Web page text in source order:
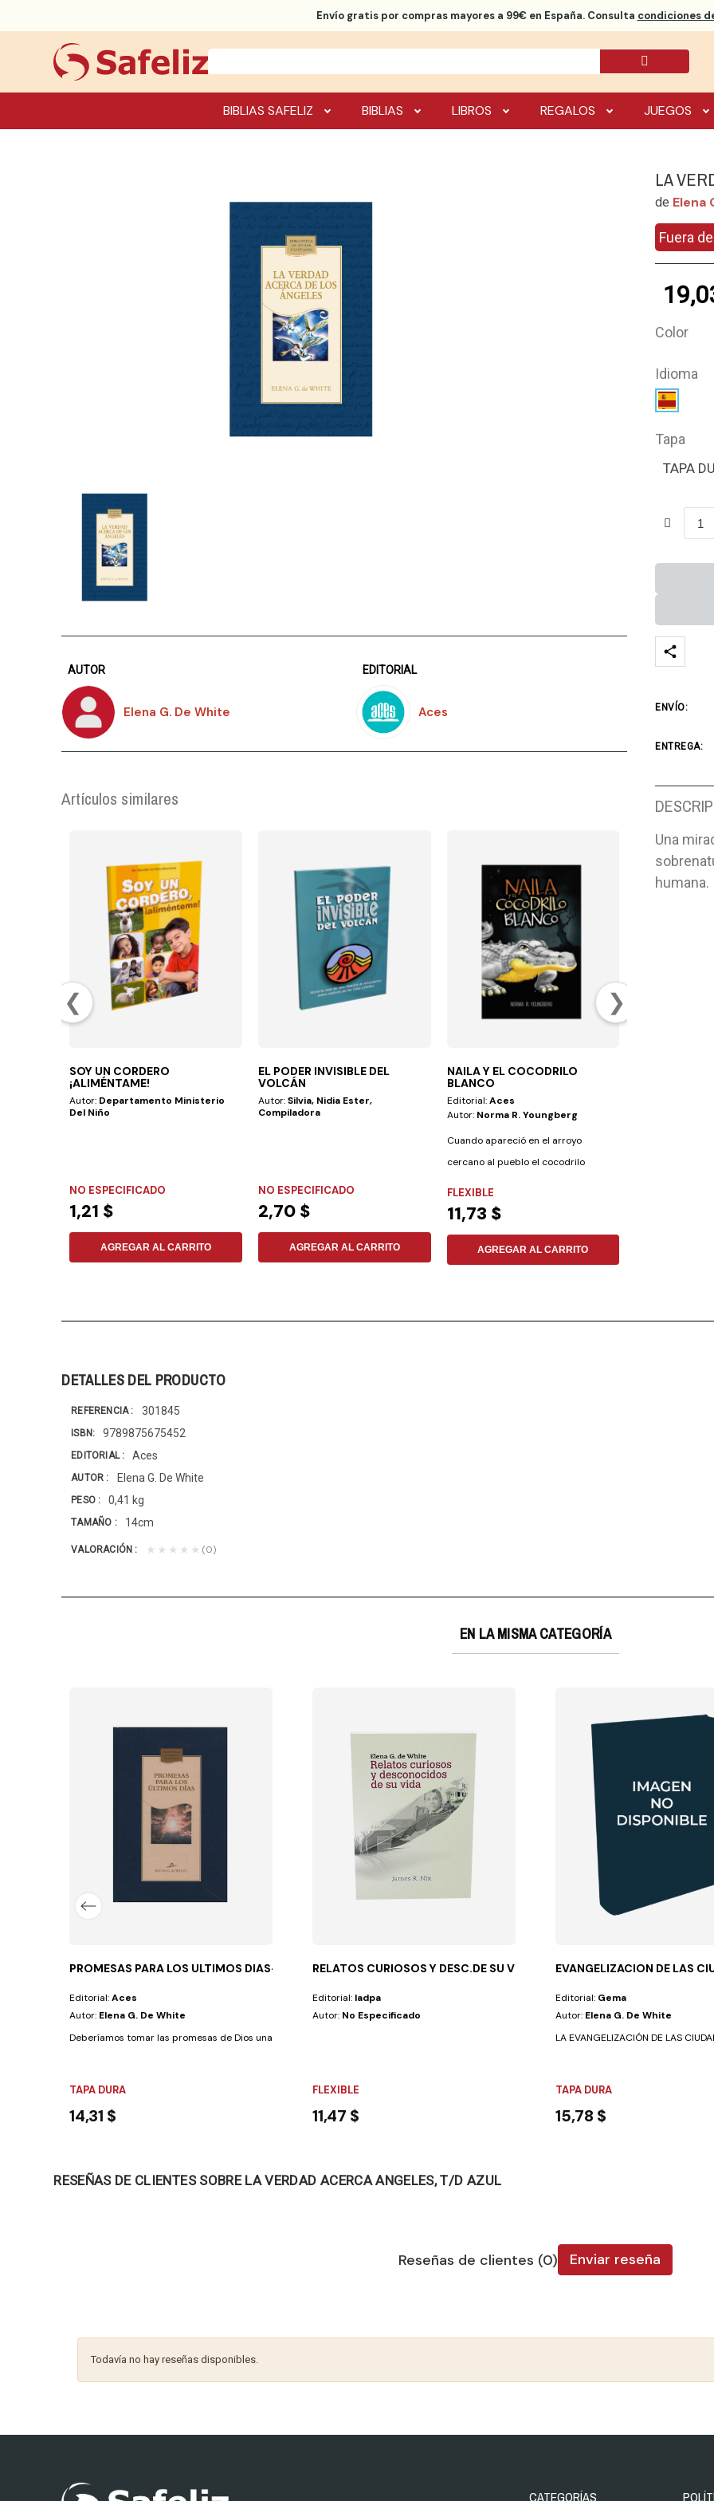
Envío gratispor compras mayores a 99€ en España. Consulta condiciones
BIBLIAS SAFELIZ BIBLIAS LIBROS REGALOS JUEGOS
AUTOR
Elena G. De White
EDITORIAL
Aces
Artículos similares
❮ ❯
SOY UN CORDERO
¡ALIMÉNTAME!
Autor: Departamento Ministerio
Del Niño
NO ESPECIFICADO
1,21 $
AGREGAR AL CARRITO
EL PODER INVISIBLE DEL
VOLCÁN
Autor:Silvia, Nidia Ester,
Compiladora
NO ESPECIFICADO
2,70 $
AGREGAR AL CARRITO
NAILA Y EL COCODRILO
BLANCO
Editorial:Aces
Autor: Norma R. Youngberg
Cuando apareció en el arroyo
cercano al pueblo el cocodrilo
FLEXIBLE
11,73 $
AGREGAR AL CARRITO
LA
de Elena
Fuera
Color
Idioma
Tapa
TAPA
ENVÍO:
ENTREGA:
Una
humana.
DETALLES DEL PRODUCTO
REFERENCIA 301845
ISBN 9789875675452
EDITORIAL Aces
AUTOR Elena G. De White
PESO 0,41 kg
TAMAÑO 14cm
VALORACIÓN ★★★★★ (0)
EN LA MISMA CATEGORÍA
para todos los docentes y...
PROMESAS PARA LOS ULTIMOS DIAS-T/D AZUL
Editorial:Aces
Autor: Elena G. De White
Deberíamos tomar las promesas de Dios una por una y examinarlas estrechamente, por...
TAPA DURA
14,31 $
RELATOS CURIOSOS Y DESC.DE SU VIDA(EGW)
Editorial: Iadpa
Autor: No Especificado
FLEXIBLE
11,47 $
EVANGELIZACION DE LAS
Editorial: Gema
Autor: Elena G. De White
LA EVANGELIZACIÓN DE LAS
TAPA DURA
15,78 $
RESEÑAS DE CLIENTES SOBRE LA VERDAD ACERCA ANGELES, T/D AZUL
Reseñas de clientes (0) Enviar reseña
Todavía no hay reseñas disponibles.
CATEGORÍAS